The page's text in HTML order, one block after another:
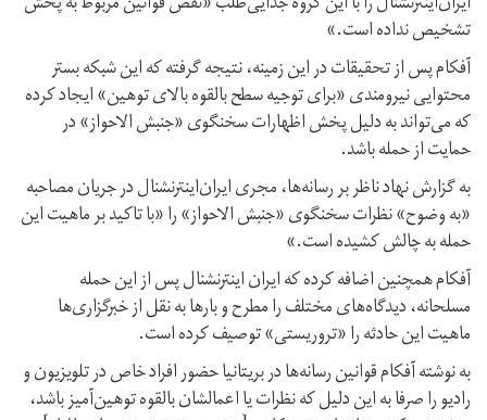
تشخیص نداده است.»
آفکام پس از تحقیقات در این زمینه، نتیجه گرفته که این شبکه بستر
محتوایی نیرومندی «برای توجیه سطح بالقوه بالای توهین» ایجاد کرده
که می‌تواند به دلیل پخش اظهارات سخنگوی «جنبش الاحواز» در
حمایت از حمله باشد.
به گزارش نهاد ناظر بر رسانه‌ها، مجری ایران‌اینترنشنال در جریان مصاحبه
«به وضوح» نظرات سخنگوی «جنبش الاحواز» را «با تاکید بر ماهیت این
حمله به چالش کشیده است.»
آفکام همچنین اضافه کرده که ایران اینترنشنال پس از این حمله
مسلحانه، دیدگاه‌های مختلف را مطرح و بارها به نقل از خبرگزاری‌ها
ماهیت این حادثه را «تروریستی» توصیف کرده است.
به نوشته آفکام قوانین رسانه‌ها در بریتانیا حضور افراد خاص در تلویزیون و
رادیو را صرفا به این دلیل که نظرات یا اعمالشان بالقوه توهین‌آمیز باشد،